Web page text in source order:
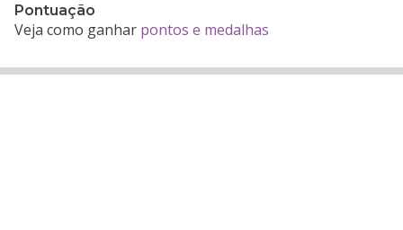
Pontuação
Veja como ganhar pontos e medalhas